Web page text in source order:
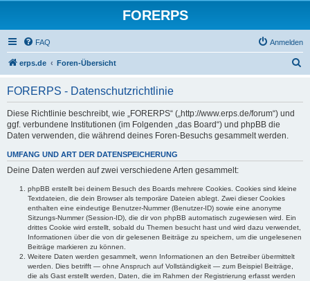
FORERPS
FAQ Anmelden
erps.de Foren-Übersicht
FORERPS - Datenschutzrichtlinie
Diese Richtlinie beschreibt, wie „FORERPS“ („http://www.erps.de/forum“) und
ggf. verbundene Institutionen (im Folgenden „das Board“) und phpBB die
Daten verwenden, die während deines Foren-Besuchs gesammelt werden.
UMFANG UND ART DER DATENSPEICHERUNG
Deine Daten werden auf zwei verschiedene Arten gesammelt:
phpBB erstellt bei deinem Besuch des Boards mehrere Cookies. Cookies sind kleine
Textdateien, die dein Browser als temporäre Dateien ablegt. Zwei dieser Cookies
enthalten eine eindeutige Benutzer-Nummer (Benutzer-ID) sowie eine anonyme
Sitzungs-Nummer (Session-ID), die dir von phpBB automatisch zugewiesen wird. Ein
drittes Cookie wird erstellt, sobald du Themen besucht hast und wird dazu verwendet,
Informationen über die von dir gelesenen Beiträge zu speichern, um die ungelesenen
Beiträge markieren zu können.
Weitere Daten werden gesammelt, wenn Informationen an den Betreiber übermittelt
werden. Dies betrifft — ohne Anspruch auf Vollständigkeit — zum Beispiel Beiträge,
die als Gast erstellt werden, Daten, die im Rahmen der Registrierung erfasst werden